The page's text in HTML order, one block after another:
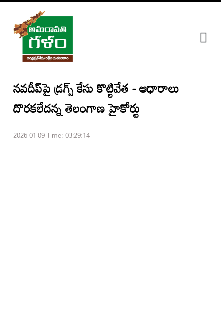
జాతీయం
ప్రత్యేక
కథనాలు
ఎంటర్‌టైన్మెంట్
నవదీప్‌పై డ్రగ్స్ కేసు కొట్టివేత - ఆధారాలు
దొరకలేదన్న తెలంగాణ హైకోర్టు
2026-01-09 Time: 03:29:14